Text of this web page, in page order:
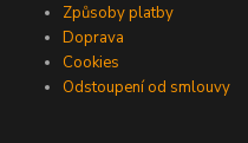
Způsoby platby
Doprava
Cookies
Odstoupení od smlouvy